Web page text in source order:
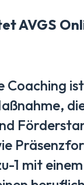
AVGS
Coaching
1 mit